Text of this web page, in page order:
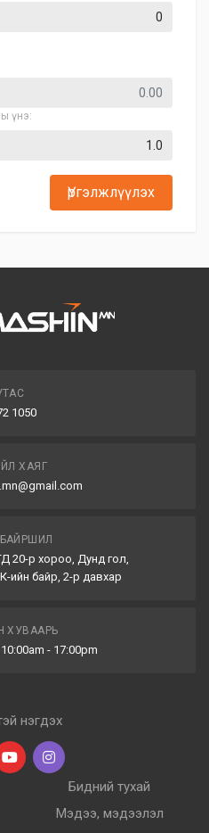
үнэ:
Үргэлжлүүлэх
1050
ХАЯГ
20-р хороо, Дунд гол,
ийн байр, 2-р давхар
ХУВААРЬ
- 17:00pm
нэгдэх
Бидний тухай
Мэдээ, мэдээлэл